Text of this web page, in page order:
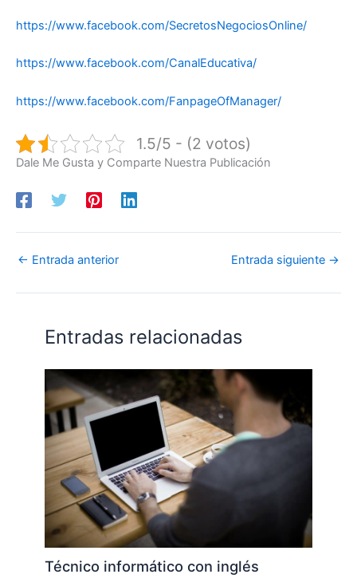
https://www.facebook.com/SecretosNegociosOnline/
https://www.facebook.com/CanalEducativa/
https://www.facebook.com/FanpageOfManager/
1.5/5 - (2 votos)
Dale Me Gusta y Comparte Nuestra Publicación
← Entrada anterior Entrada siguiente →
Entradas relacionadas
Técnico informático con inglés